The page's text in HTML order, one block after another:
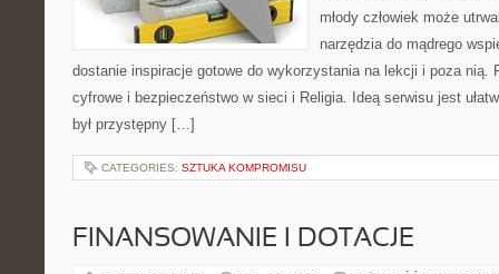
młody człowiek może
narzędzia do mądrego
dostanie inspiracje gotowe do wykorzystania na lekcji i poza nią.
cyfrowe i bezpieczeństwo w sieci i Religia. Ideą serwisu jest
był przystępny […]
CATEGORIES: SZTUKA KOMPROMISU
FINANSOWANIE I DOTACJE